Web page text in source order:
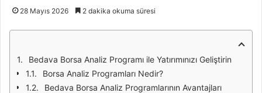
28 Mayıs 2026 2 dakika okuma süresi
Bedava Borsa Analiz Programı ile Yatırımınızı Geliştirin
Borsa Analiz Programları Nedir?
Bedava Borsa Analiz Programlarının Avantajları